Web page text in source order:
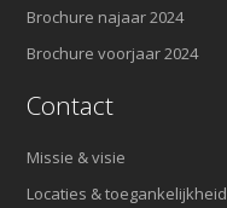
Brochure najaar 2024
Brochure voorjaar 2024
Contact
Missie & visie
Locaties & toegankelijkheid